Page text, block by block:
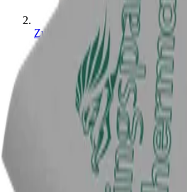
Zubehör